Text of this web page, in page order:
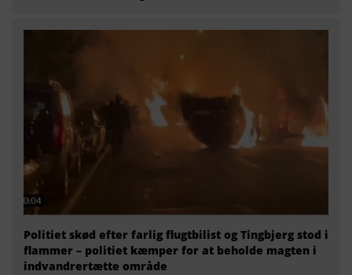
Politiet skød efter farlig flugtbilist og Tingbjerg stod i
flammer – politiet kæmper for at beholde magten i
indvandrertætte område